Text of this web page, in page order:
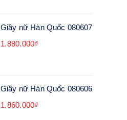
Giầy nữ Hàn Quốc 080607
1.880.000₫
Giầy nữ Hàn Quốc 080606
1.860.000₫